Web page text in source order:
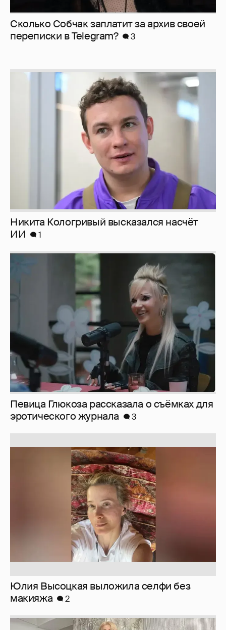
Сколько Собчак заплатит за архив своей
перeписки в Telegram?
3
Никита Кологривый высказался насчёт
ИИ
1
Певица Глюкоза рассказала о съёмках для
эротического журнала
3
Юлия Высоцкая выложила селфи без
макияжа
2